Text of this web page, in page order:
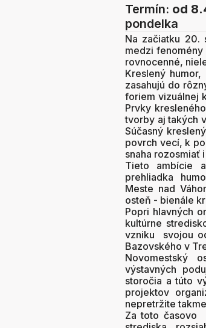
Termín: od
pondelka
Na začiatku 20.
medzi fenomény
rovnocenné,
Kreslený
zasahujú do
foriem vizuálnej
Prvky
tvorby aj takých
Súčasný
povrch vecí, k
snaha rozosmiať
Tieto ambície
prehliadka
Meste nad
osteň - bienále
Popri hlavných
kultúrne
vzniku svojou
Bazovského v
Novomestský
výstavných
storočia a túto
projektov
nepretržite
Za toto časovo